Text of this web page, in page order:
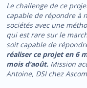
Le challenge de ce
capable de répondre à
sociétés avec une
qui est rare sur le
soit capable de
réaliser ce projet en 6
mois d’août. Mission
Antoine, DSI chez